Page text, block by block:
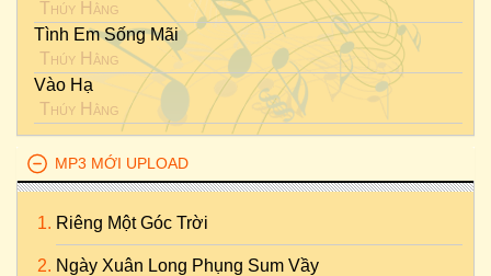
Thúy Hằng
Tình Em Sống Mãi
Thúy Hằng
Vào Hạ
Thúy Hằng
MP3 MỚI UPLOAD
Riêng Một Góc Trời
Ngày Xuân Long Phụng Sum Vầy